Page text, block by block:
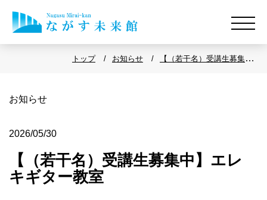
トップ お知らせ
【（若干名）受講生募集中】
お知らせ
2026/05/30
【（若干名）受講生募集中】エレ
キギター教室